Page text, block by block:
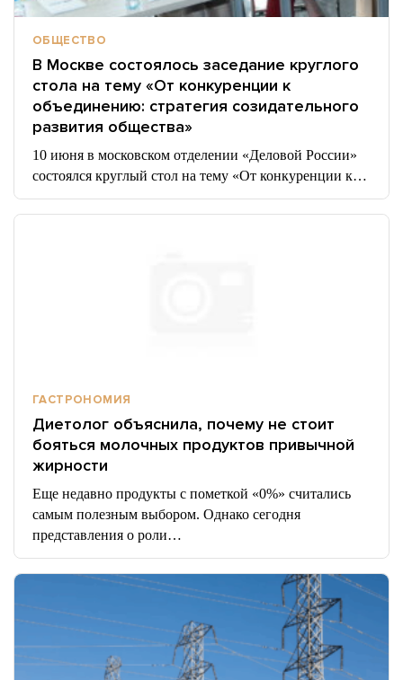
ОБЩЕСТВО
В Москве состоялось заседание круглого
стола на тему «От конкуренции к
объединению: стратегия созидательного
развития общества»
10 июня в московском отделении «Деловой России»
состоялся круглый стол на тему «От конкуренции к…
ГАСТРОНОМИЯ
Диетолог объяснила, почему не стоит
бояться молочных продуктов привычной
жирности
Еще недавно продукты с пометкой «0%» считались
самым полезным выбором. Однако сегодня
представления о роли…